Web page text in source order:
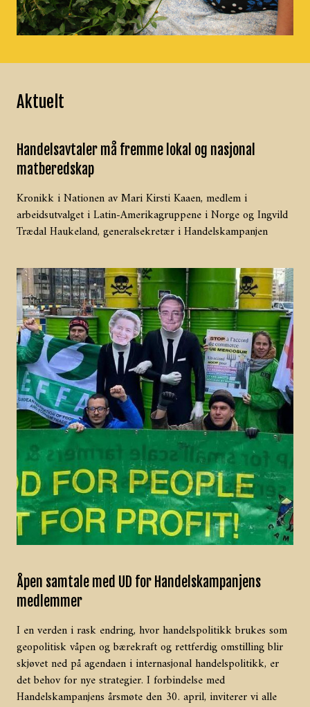
Aktuelt
Handelsavtaler må fremme lokal og nasjonal
matberedskap
Kronikk i Nationen av Mari Kirsti Kaaen, medlem i
arbeidsutvalget i Latin-Amerikagruppene i Norge og Ingvild
Trædal Haukeland, generalsekretær i Handelskampanjen
Åpen samtale med UD for Handelskampanjens
medlemmer
I en verden i rask endring, hvor handelspolitikk brukes som
geopolitisk våpen og bærekraft og rettferdig omstilling blir
skjøvet ned på agendaen i internasjonal handelspolitikk, er
det behov for nye strategier. I forbindelse med
Handelskampanjens årsmøte den 30. april, inviterer vi alle